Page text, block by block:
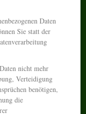
Daten
Sie statt der
nicht mehr
Verteidigung
benötigen,
die